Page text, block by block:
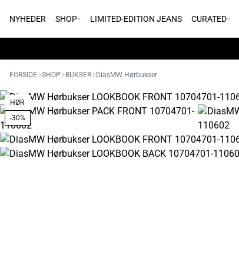
NYHEDER SHOP LIMITED-EDITION JEANS CURATED
FORSIDE SHOP BUKSER DiasMW Hørbukser
HØR
-30%